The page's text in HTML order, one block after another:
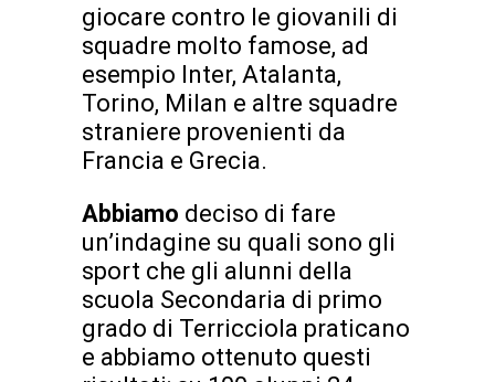
giocare contro le giovanili di
squadre molto famose, ad
esempio Inter, Atalanta,
Torino, Milan e altre squadre
straniere provenienti da
Francia e Grecia.
Abbiamo deciso di fare
un’indagine su quali sono gli
sport che gli alunni della
scuola Secondaria di primo
grado di Terricciola praticano
e abbiamo ottenuto questi